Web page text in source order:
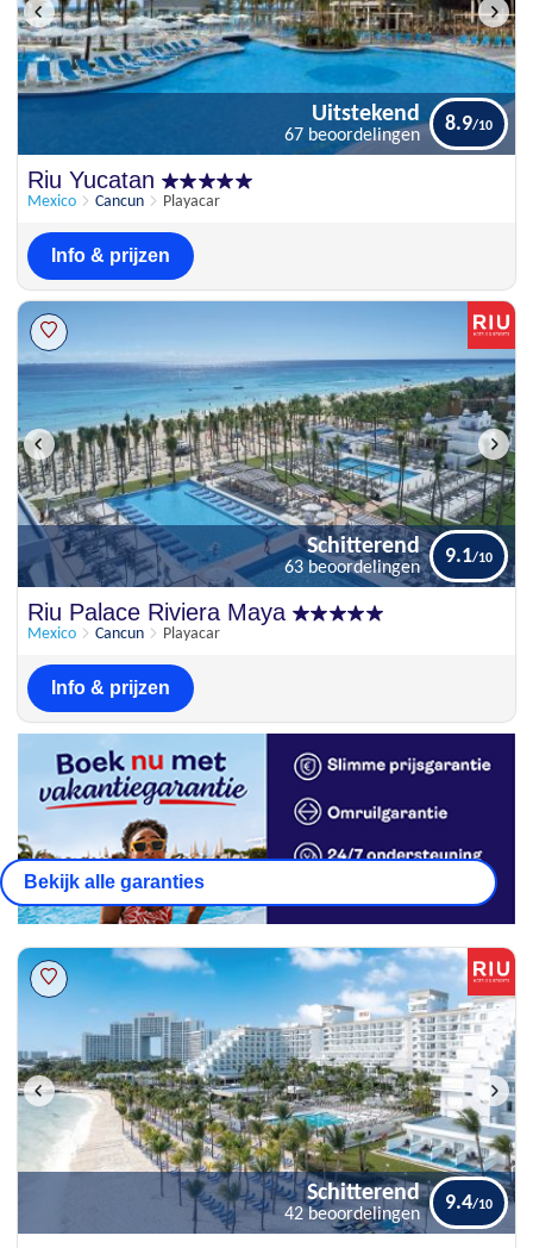
Riu Yucatan
Mexico Cancun Playacar
Uitstekend
67 beoordelingen
8.9
Info & prijzen
Schitterend
Riu Palace Riviera Maya
Mexico Cancun Playacar
Schitterend
63 beoordelingen
9.1
Info & prijzen
Bekijk alle garanties
Schitterend
42 beoordelingen
9.4